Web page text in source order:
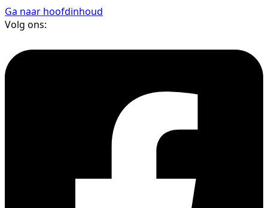
Ga naar hoofdinhoud
Volg ons: